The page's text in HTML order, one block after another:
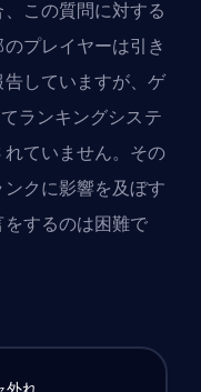
この質問に対する
プレイヤーは引き
していますが、ゲ
ランキングシステ
ていません。その
クに影響を及ぼす
するのは困難で